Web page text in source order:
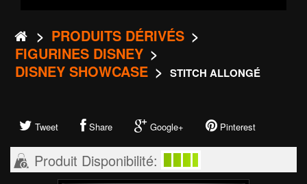
> PRODUITS DÉRIVÉS >
FIGURINES DISNEY >
DISNEY SHOWCASE > STITCH ALLONGÉ
Tweet Share Google+ Pinterest
Produit Disponibilité: